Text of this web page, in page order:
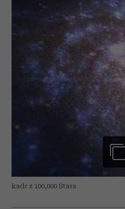
kadr z 100,000 Stars